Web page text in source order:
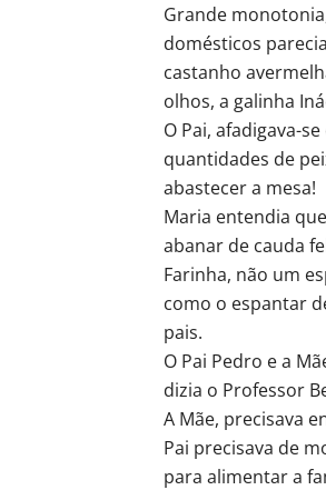
Grande
domésticos
castanho
olhos, a galinha
O Pai, afadigava-
quantidades de
abastecer a mesa!
Maria entendia
abanar de cauda
Farinha, não um
como o espantar
pais.
O Pai Pedro e a
dizia o Professor
A Mãe, precisava
Pai precisava de
para alimentar a